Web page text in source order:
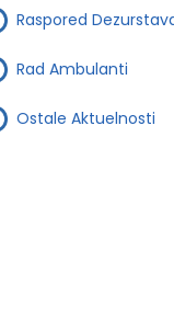
Raspored
Rad Ambulanti
Ostale Aktuelnosti